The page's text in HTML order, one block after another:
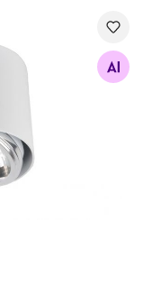
Otsi sarnaseid